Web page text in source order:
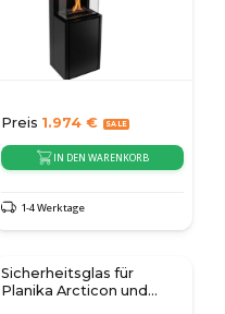
Preis 1.974 €
IN DEN WARENKORB
1-4 Werktage
Sicherheitsglas für
Planika Arcticon und